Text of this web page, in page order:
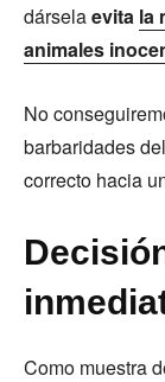
dárselaevita la
animales
No
barbaridades
correcto hacia
Como muestra